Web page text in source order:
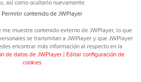
así como ocultarlo nuevamente.
Permitir contenido de JWPlayer
me muestre contenido externo de JWPlayer, lo que
se transmitan a JWPlayery que JWPlayer
encontrar más información al respecto en la
de datos de JWPlayer
Editar configuración de
cookies